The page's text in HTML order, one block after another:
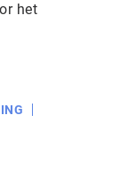
het